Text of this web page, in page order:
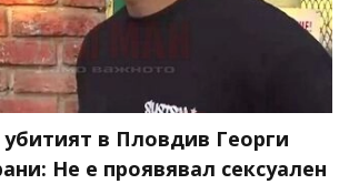
в Пловдив Георги
Не е проявявал сексуален